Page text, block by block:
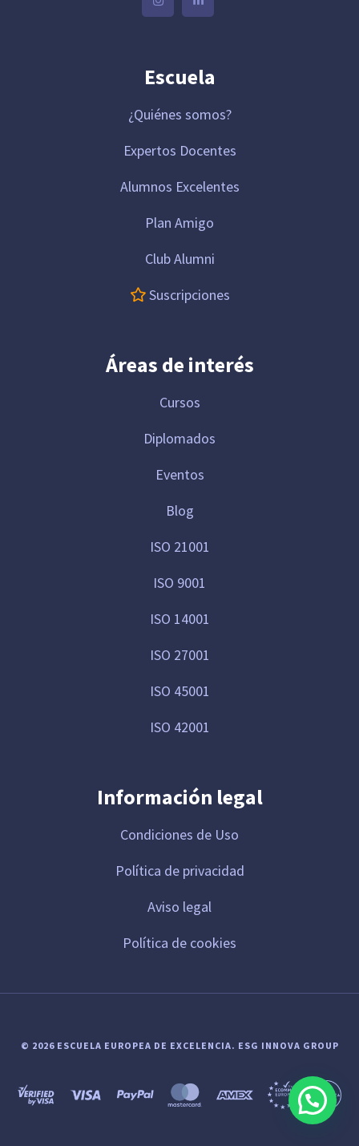
Escuela
¿Quiénes somos?
Expertos Docentes
Alumnos Excelentes
Plan Amigo
Club Alumni
Suscripciones
Áreas de interés
Cursos
Diplomados
Eventos
Blog
ISO 21001
ISO 9001
ISO 14001
ISO 27001
ISO 45001
ISO 42001
Información legal
Condiciones de Uso
Política de privacidad
Aviso legal
Política de cookies
© 2026 ESCUELA EUROPEA DE EXCELENCIA. ESG INNOVA GROUP